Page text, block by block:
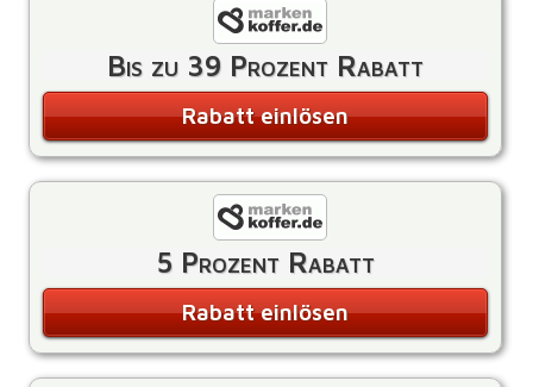
Bis zu 39 Prozent Rabatt
Rabatt einlösen
5 Prozent Rabatt
Rabatt einlösen